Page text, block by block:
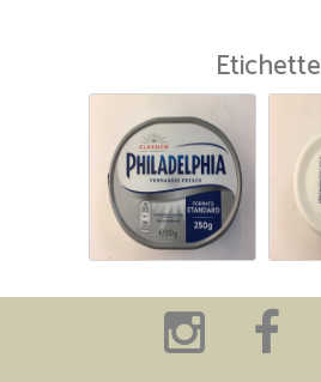
Etichette